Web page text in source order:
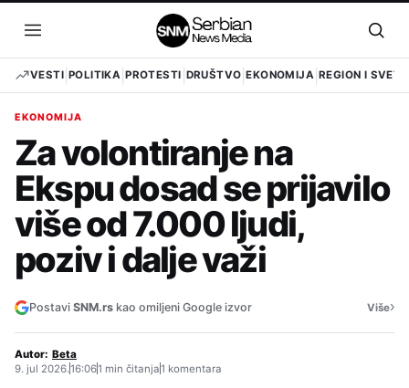
sadržaj
Otvori
meni
VESTI POLITIKA PROTESTI DRUŠTVO EKONOMIJA REGION I SVET
EKONOMIJA
Za volontiranje na
Ekspu dosad se prijavilo
više od 7.000 ljudi,
poziv i dalje važi
Postavi SNM.rs kao omiljeni Google izvor Više›
Autor: Beta
9. jul 2026.16:061 min čitanja1 komentara